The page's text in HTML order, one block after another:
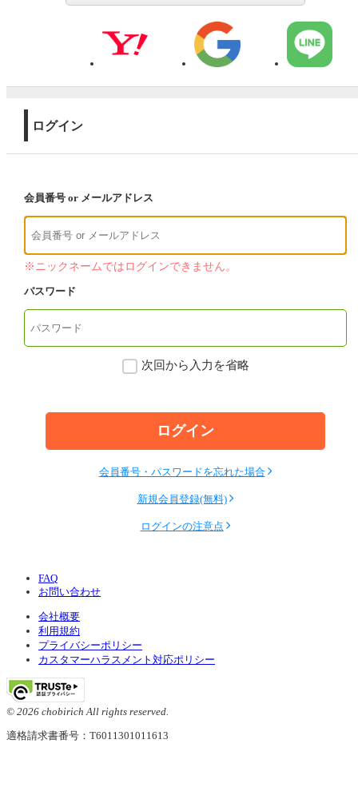
ログイン
会員番号 or メールアドレス
※ニックネームではログインできません。
パスワード
次回から入力を省略
会員番号・パスワードを忘れた場合
新規会員登録(無料)
ログインの注意点
FAQ
お問い合わせ
会社概要
利用規約
プライバシーポリシー
カスタマーハラスメント対応ポリシー
© 2026 chobirich All rights reserved.
適格請求書番号：T6011301011613